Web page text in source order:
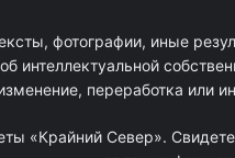
фотографии, иные
интеллектуальной
переработка или
«Крайний Север».